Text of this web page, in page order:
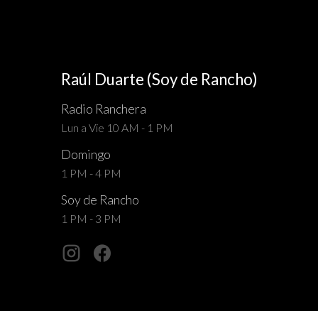
Raúl Duarte (Soy de Rancho)
Radio Ranchera
Lun a Vie 10 AM - 1 PM
Domingo
1 PM - 4 PM
Soy de Rancho
1 PM - 3 PM